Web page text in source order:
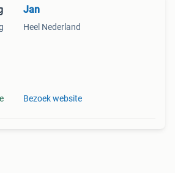
Jan
Heel Nederland
Bezoek website